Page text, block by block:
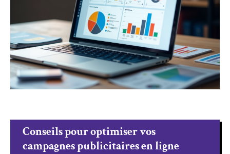
Conseils pour optimiser vos
campagnes publicitaires en ligne